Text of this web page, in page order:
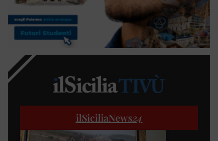
ilSiciliaNews24